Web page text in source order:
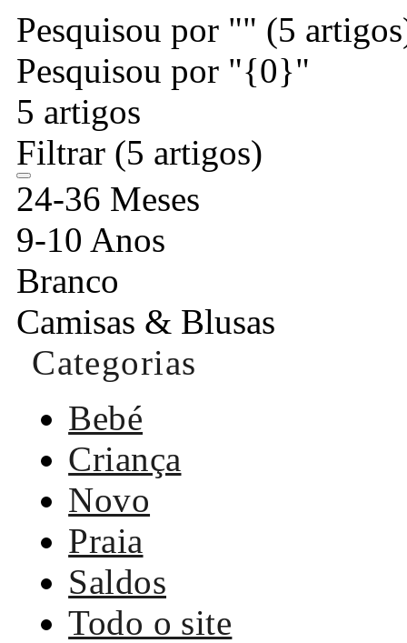
Pesquisou por "" (5
Pesquisou por "{0}"
5 artigos
Filtrar (5 artigos)
24-36 Meses
9-10 Anos
Branco
Camisas & Blusas
Categorias
Bebé
Criança
Novo
Praia
Saldos
Todo o site